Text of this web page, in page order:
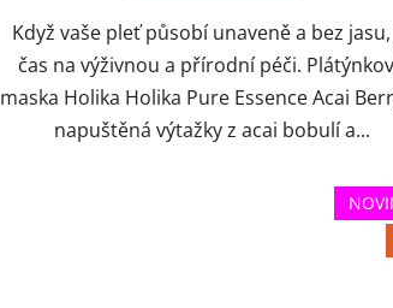
Když vaše pleť působí unaveně a bez
čas na výživnou a přírodní péči.
maska Holika Holika Pure Essence Acai
napuštěná výtažky z acai bobulí a...